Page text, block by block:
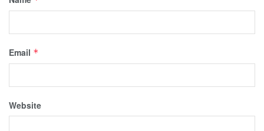
Email *
Website